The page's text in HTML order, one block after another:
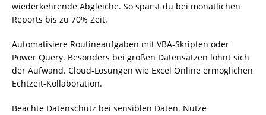
wiederkehrende Abgleiche. So sparst du bei monatlichen
Reports bis zu 70% Zeit.
Automatisiere Routineaufgaben mit VBA-Skripten oder
Power Query. Besonders bei großen Datensätzen lohnt sich
der Aufwand. Cloud-Lösungen wie Excel Online ermöglichen
Echtzeit-Kollaboration.
Beachte Datenschutz bei sensiblen Daten. Nutze